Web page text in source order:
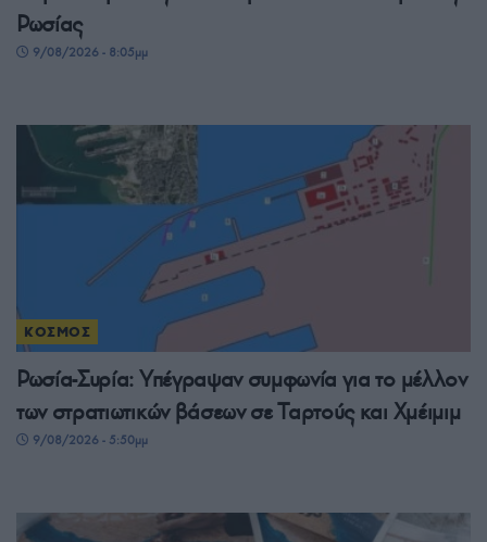
Ρωσίας
9/08/2026 - 8:05μμ
ΚΟΣΜΟΣ
Ρωσία-Συρία: Υπέγραψαν συμφωνία για το μέλλον
των στρατιωτικών βάσεων σε Ταρτούς και Χμέιμιμ
9/08/2026 - 5:50μμ